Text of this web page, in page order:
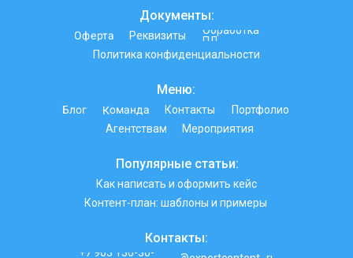
Блог Команда Контакты
Портфолио
Агентствам
Мероприятия
Меню:
Оферта Реквизиты
Обработка
ПД
Политика конфиденциальности
Документы:
+7 903 130-30-
Контакты:
Как написать и оформить кейс
Контент-план: шаблоны и примеры
Популярные статьи: